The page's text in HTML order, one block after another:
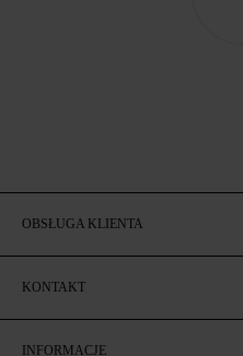
OBSŁUGA KLIENTA
KONTAKT
INFORMACJE